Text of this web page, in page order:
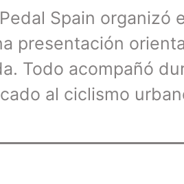
Spain organizó
presentación
Todo acompañó
al ciclismo